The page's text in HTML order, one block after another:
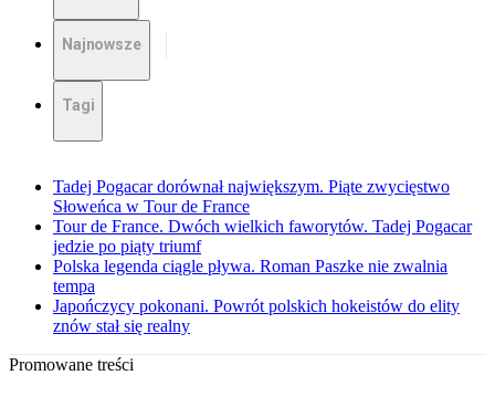
Najnowsze
Tagi
Tadej Pogacar dorównał największym. Piąte zwycięstwo
Słoweńca w Tour de France
Tour de France. Dwóch wielkich faworytów. Tadej Pogacar
jedzie po piąty triumf
Polska legenda ciągle pływa. Roman Paszke nie zwalnia
tempa
Japończycy pokonani. Powrót polskich hokeistów do elity
znów stał się realny
Promowane treści